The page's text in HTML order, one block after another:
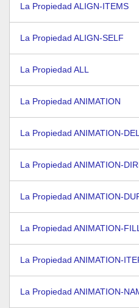
La Propiedad ALIGN-ITEMS
La Propiedad ALIGN-SELF
La Propiedad ALL
La Propiedad ANIMATION
La Propiedad ANIMATION-
La Propiedad ANIMATION-
La Propiedad ANIMATION-
La Propiedad ANIMATION-
La Propiedad ANIMATION-
La Propiedad ANIMATION-